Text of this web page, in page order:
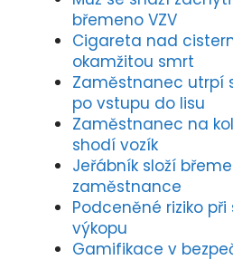
břemeno VZV
Cigareta nad
okamžitou smrt
Zaměstnanec utrpí
po vstupu do lisu
Zaměstnanec na
shodí vozík
Jeřábník složí
zaměstnance
Podceněné riziko
výkopu
Gamifikace v